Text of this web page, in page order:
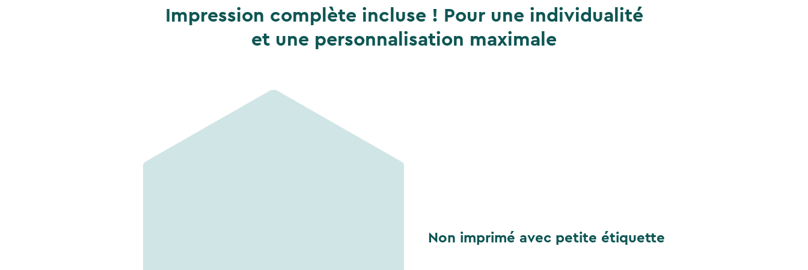
Impression complète incluse ! Pour une individualité
et une personnalisation maximale
Non imprimé avec petite étiquette